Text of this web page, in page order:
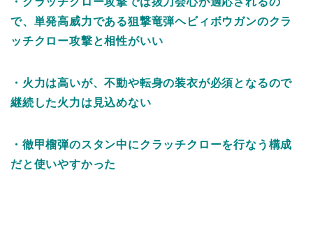
で、単発高威力である狙撃竜弾ヘビィボウガンのクラ
ッチクロー攻撃と相性がいい
・火力は高いが、不動や転身の装衣が必須となるので
継続した火力は見込めない
・徹甲榴弾のスタン中にクラッチクローを行なう構成
だと使いやすかった